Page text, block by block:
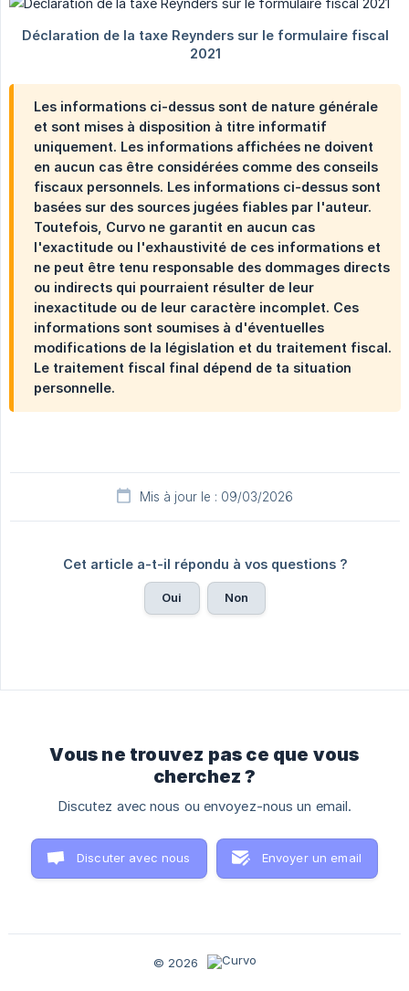
Les informations ci-dessus sont de nature générale
et sont mises à disposition à titre informatif
uniquement. Les informations affichées ne doivent
en aucun cas être considérées comme des conseils
fiscaux personnels. Les informations ci-dessus sont
basées sur des sources jugées fiables par l'auteur.
Toutefois, Curvo ne garantit en aucun cas
l'exactitude ou l'exhaustivité de ces informations et
ne peut être tenu responsable des dommages directs
ou indirects qui pourraient résulter de leur
inexactitude ou de leur caractère incomplet. Ces
informations sont soumises à d'éventuelles
modifications de la législation et du traitement fiscal.
Le traitement fiscal final dépend de ta situation
personnelle.
Mis à jour le : 09/03/2026
Cet article a-t-il répondu à vos questions ?
Oui Non
Vous ne trouvez pas ce que vous
cherchez ?
Discutez avec nous ou envoyez-nous un email.
Discuter avec nous Envoyer un email
© 2026